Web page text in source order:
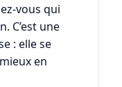
vous qui
C’est une
: elle se
en